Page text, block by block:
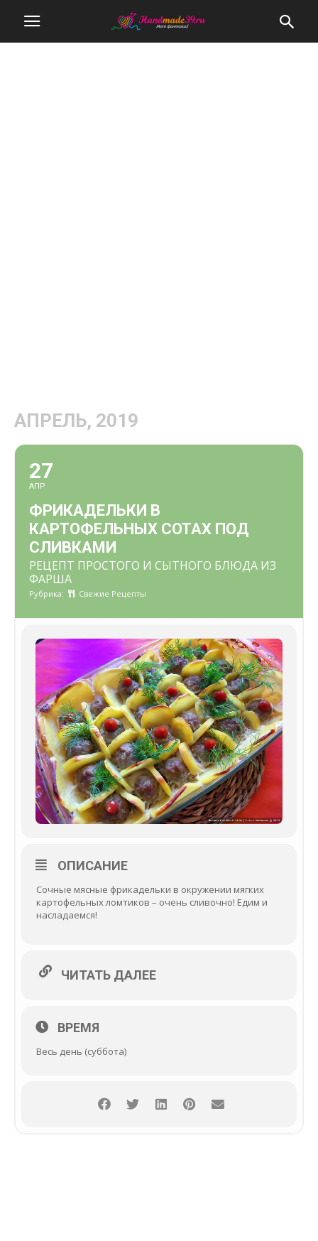
АПРЕЛЬ, 2019
27
АПР
ФРИКАДЕЛЬКИ В
КАРТОФЕЛЬНЫХ CОТАХ ПОД
СЛИВКАМИ
РЕЦЕПТ ПРОСТОГО И СЫТНОГО БЛЮДА ИЗ
ФАРША
Рубрика: Свежие Рецепты
ОПИСАНИЕ
Сочные мясные фрикадельки в окружении мягких
картофельных ломтиков – очень сливочно! Едим и
насладаемся!
ЧИТАТЬ ДАЛЕЕ
ВРЕМЯ
Весь день (суббота)